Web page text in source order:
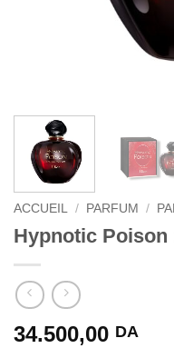
ACCUEIL / PARFUM /
Hypnotic Poison
34.500,00 DA